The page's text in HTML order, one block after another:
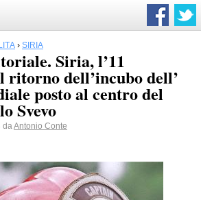
› SIRIA
Siria, l’11
ritorno dell’incubo dell’
posto al centro del
Svevo
daAntonio Conte